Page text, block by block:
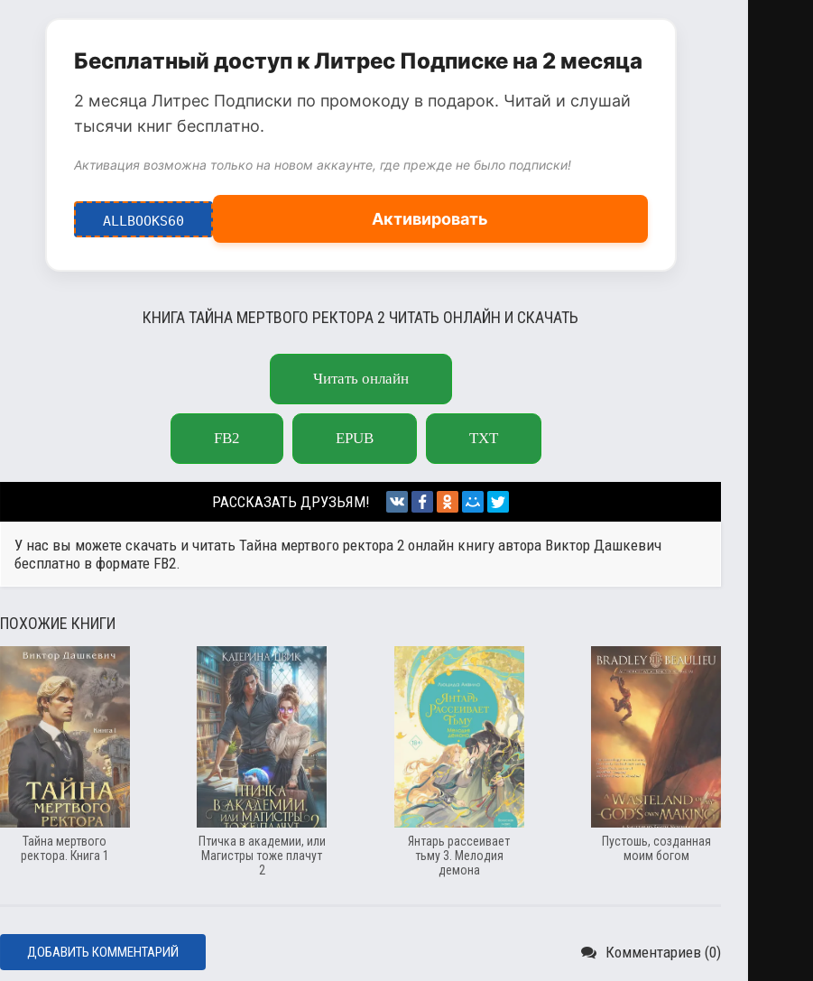
Бесплатный доступ к Литрес Подписке на 2 месяца
2 месяца Литрес Подписки по промокоду в подарок. Читай и слушай
тысячи книг бесплатно.
Активация возможна только на новом аккаунте, где прежде не было подписки!
ALLBOOKS60 Активировать
КНИГА ТАЙНА МЕРТВОГО РЕКТОРА 2 ЧИТАТЬ ОНЛАЙН И СКАЧАТЬ
Читать онлайн
FB2 EPUB TXT
РАССКАЗАТЬ ДРУЗЬЯМ!
У нас вы можете скачать и читать Тайна мертвого ректора 2 онлайн книгу автора Виктор Дашкевич
бесплатно в формате FB2.
ПОХОЖИЕ КНИГИ
Тайна мертвого
ректора. Книга 1
Птичка в академии, или
Магистры тоже плачут
2
Янтарь рассеивает
тьму 3. Мелодия
демона
Пустошь, созданная
моим богом
ДОБАВИТЬ КОММЕНТАРИЙ Комментариев (0)